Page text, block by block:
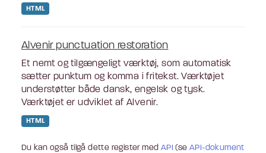
HTML
Alvenir punctuation restoration
Et nemt og tilgængeligt værktøj, som automatisk
sætter punktum og komma i fritekst. Værktøjet
understøtter både dansk, engelsk og tysk.
Værktøjet er udviklet af Alvenir.
HTML
Du kan også tilgå dette register med API (seAPI-dokument